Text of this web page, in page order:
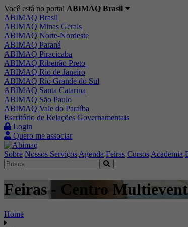
Você está no portal ABIMAQ Brasil
ABIMAQ Brasil
ABIMAQ Minas Gerais
ABIMAQ Norte-Nordeste
ABIMAQ Paraná
ABIMAQ Piracicaba
ABIMAQ Ribeirão Preto
ABIMAQ Rio de Janeiro
ABIMAQ Rio Grande do Sul
ABIMAQ Santa Catarina
ABIMAQ São Paulo
ABIMAQ Vale do Paraíba
Escritório de Relações Governamentais
Login
Quero me associar
Sobre Nossos Serviços Agenda Feiras Cursos Academia
Feiras - Centro
Home